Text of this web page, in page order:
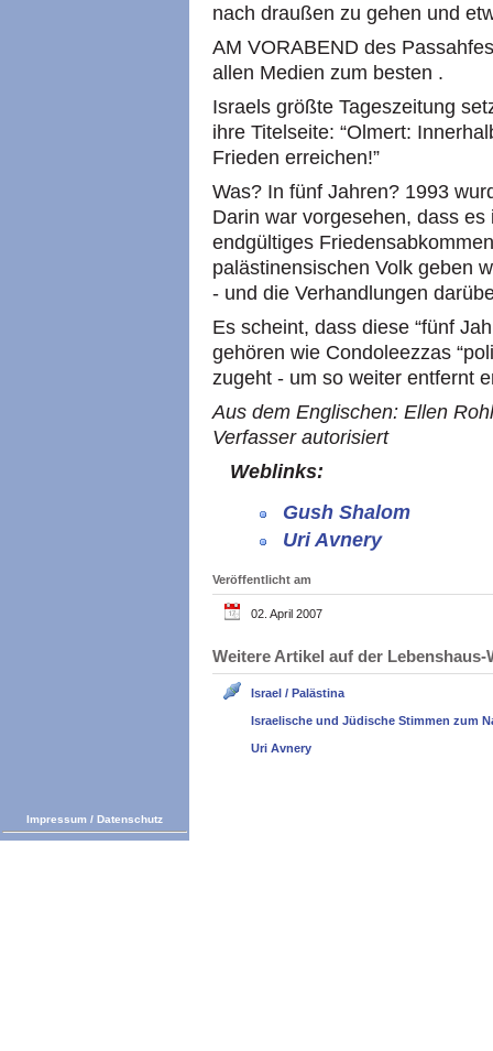
nach draußen zu gehen und
AM VORABEND des
allen Medien zum besten .
Israels größte Tageszeitung
ihre Titelseite: “Olmert:
Frieden erreichen!”
Was? In fünf Jahren? 1993
Darin war vorgesehen, dass
endgültiges
palästinensischen Volk geben
- und die Verhandlungen
Es scheint, dass diese “fünf
gehören wie Condoleezzas
zugeht - um so weiter entfernt
Aus dem Englischen: Ellen
Verfasser autorisiert
Weblinks:
Gush Shalom
Uri Avnery
Veröffentlicht am
02. April 2007
Weitere Artikel auf der
Israel / Palästina
Israelische und Jüdische Stimmen zum
Uri Avnery
Impressum / Datenschutz